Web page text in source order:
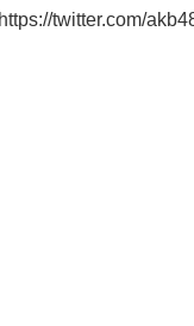
twitter.com/